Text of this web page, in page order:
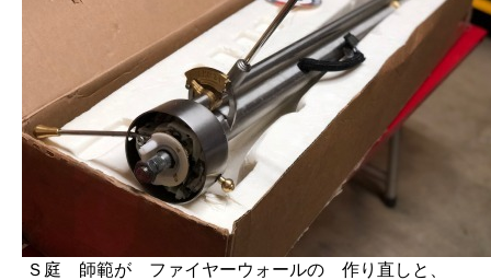
Ｓ庭 師範が ファイヤーウォールの 作り直しと、